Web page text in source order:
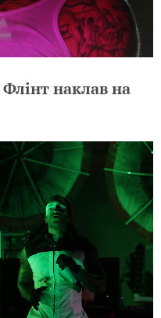
наклав на